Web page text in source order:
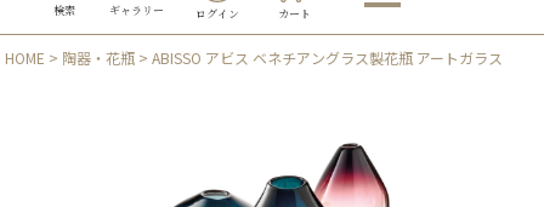
検索 ギャラリー ログイン カート
HOME > 陶器・花瓶 > ABISSO アビス ベネチアングラス製花瓶 アートガラス